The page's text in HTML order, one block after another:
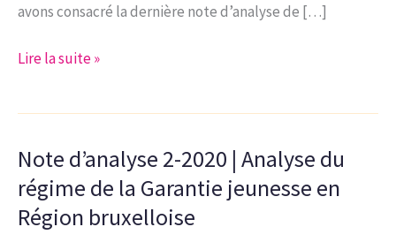
avons consacré la dernière note d’analyse de […]
Étude
Les
mouvements
des
entreprises
Lire la suite »
Note d’analyse 2-2020 | Analyse du
régime de la Garantie jeunesse en
Région bruxelloise